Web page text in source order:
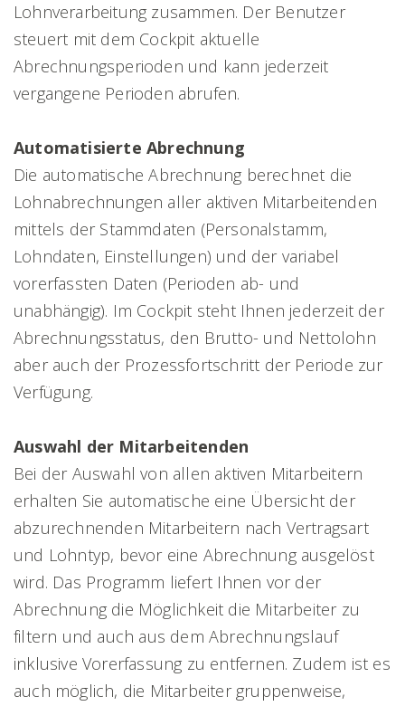
Lohnverarbeitung zusammen. Der Benutzer
steuert mit dem Cockpit aktuelle
Abrechnungsperioden und kann jederzeit
vergangene Perioden abrufen.
Automatisierte Abrechnung
Die automatische Abrechnung berechnet die
Lohnabrechnungen aller aktiven Mitarbeitenden
mittels der Stammdaten (Personalstamm,
Lohndaten, Einstellungen) und der variabel
vorerfassten Daten (Perioden ab- und
unabhängig). Im Cockpit steht Ihnen jederzeit der
Abrechnungsstatus, den Brutto- und Nettolohn
aber auch der Prozessfortschritt der Periode zur
Verfügung.
Auswahl der Mitarbeitenden
Bei der Auswahl von allen aktiven Mitarbeitern
erhalten Sie automatische eine Übersicht der
abzurechnenden Mitarbeitern nach Vertragsart
und Lohntyp, bevor eine Abrechnung ausgelöst
wird. Das Programm liefert Ihnen vor der
Abrechnung die Möglichkeit die Mitarbeiter zu
filtern und auch aus dem Abrechnungslauf
inklusive Vorerfassung zu entfernen. Zudem ist es
auch möglich, die Mitarbeiter gruppenweise,